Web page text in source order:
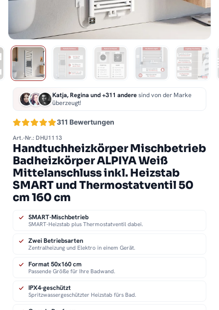
311 Bewertungen
Katja, Regina und +311 anderesind von der Marke
überzeugt!
Art.-Nr.: DHU1113
Handtuchheizkörper Mischbetrieb
Badheizkörper ALPIYA Weiß
Mittelanschluss inkl. Heizstab
SMART und Thermostatventil 50
cm 160 cm
SMART-Mischbetrieb
SMART-Heizstab plus Thermostatventil dabei.
Zwei Betriebsarten
Zentralheizung und Elektro in einem Gerät.
Format 50x160 cm
Passende Größe für Ihre Badwand.
IPX4-geschützt
Spritzwassergeschützter Heizstab fürs Bad.